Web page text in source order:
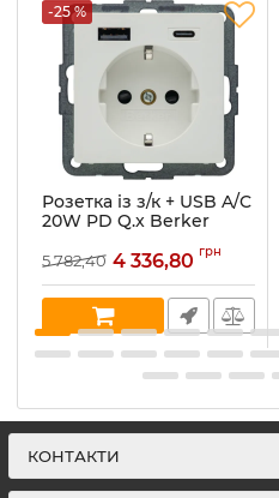
-25 %
Розетка із з/к + USB A/C
20W PD Q.x Berker
білизна
Артикул:48146089
В наявності:
5 782,40 4 336,80 грн
КОНТАКТИ